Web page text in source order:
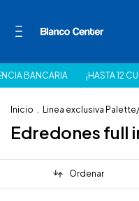
¡HASTA 12 CUOTAS SIN
Inicio . Linea exclusiva
Edredones full
Ordenar